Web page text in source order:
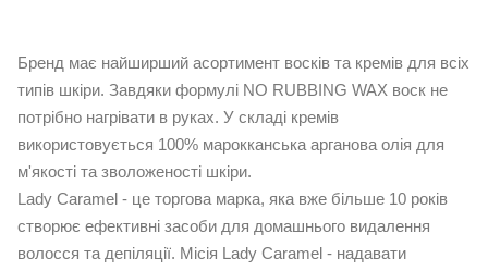
Бренд має найширший асортимент восків та кремів для всіх
типів шкіри. Завдяки формулі NO RUBBING WAX воск не
потрібно нагрівати в руках. У складі кремів
використовується 100% марокканська арганова олія для
м'якості та зволоженості шкіри.
Lady Caramel - це торгова марка, яка вже більше 10 років
створює ефективні засоби для домашнього видалення
волосся та депіляції. Місія Lady Caramel - надавати